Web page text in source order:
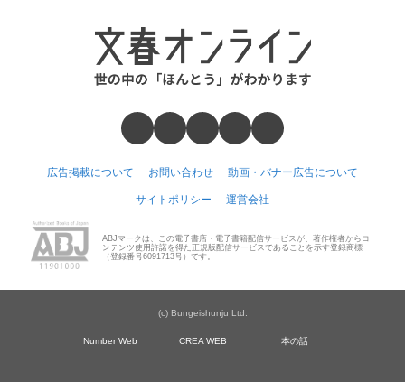
広告掲載について お問い合わせ 動画・バナー広告について
サイトポリシー 運営会社
ABJマークは、この電子書店・電子書籍配信サービスが、著作権者からコ
ンテンツ使用許諾を得た正規版配信サービスであることを示す登録商標
（登録番号6091713号）です。
(c) Bungeishunju Ltd.
Number Web CREA WEB 本の話